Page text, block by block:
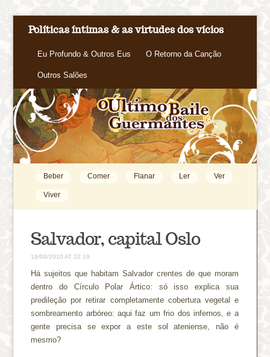
Políticas íntimas & as virtudes dos vícios
Eu Profundo & Outros Eus O Retorno da Canção
Outros Salões
Beber Comer Flanar Ler Ver
Viver
Salvador, capital Oslo
18/08/2010 AT 22:19
Há sujeitos que habitam Salvador crentes de que moram
dentro do Círculo Polar Ártico: só isso explica sua
predileção por retirar completamente cobertura vegetal e
sombreamento arbóreo: aqui faz um frio dos infernos, e a
gente precisa se expor a este sol ateniense, não é
mesmo?